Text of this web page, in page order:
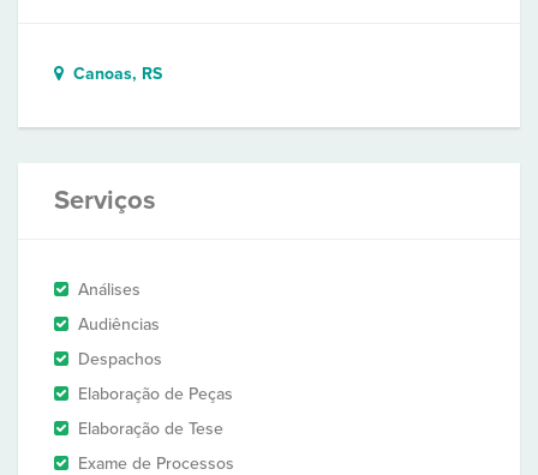
Canoas, RS
Serviços
Análises
Audiências
Despachos
Elaboração de Peças
Elaboração de Tese
Exame de Processos